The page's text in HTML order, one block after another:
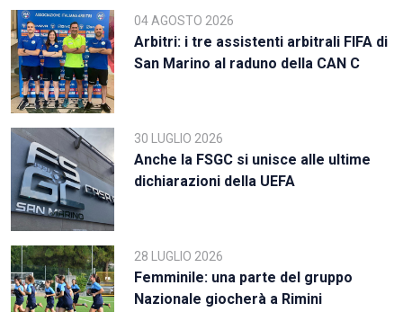
04 AGOSTO 2026
Arbitri: i tre assistenti arbitrali FIFA di
San Marino al raduno della CAN C
30 LUGLIO 2026
Anche la FSGC si unisce alle ultime
dichiarazioni della UEFA
28 LUGLIO 2026
Femminile: una parte del gruppo
Nazionale giocherà a Rimini